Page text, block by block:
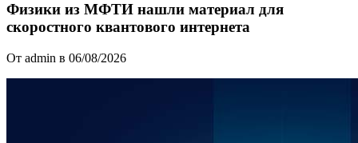
Физики из МФТИ нашли материал для
скоростного квантового интернета
От admin в 06/08/2026